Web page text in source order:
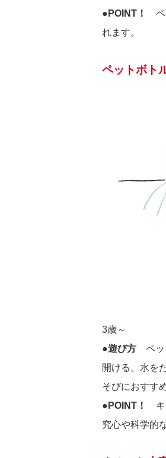
●POINT！
ペ
れます。
ペットボト
3歳～
●遊び方 ペッ
開ける。水を
そびにおすすめ
●POINT！
キ
究心や科学的